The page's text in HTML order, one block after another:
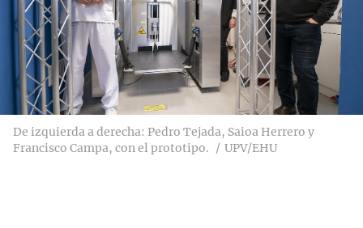
De izquierda a derecha: Pedro Tejada, Saioa Herrero y
Francisco Campa, con el prototipo.
UPV/EHU